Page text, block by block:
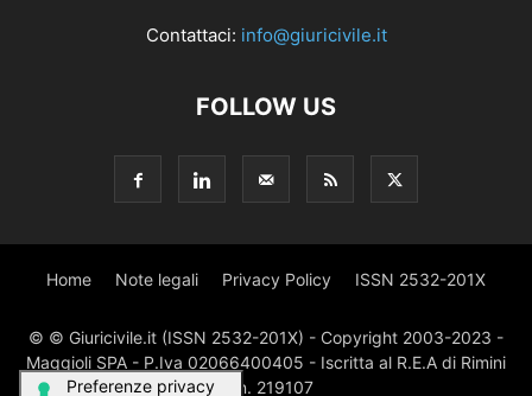
Contattaci: info@giuricivile.it
FOLLOW US
Home Note legali Privacy Policy ISSN 2532-201X
© © Giuricivile.it (ISSN 2532-201X) - Copyright 2003-2023 -
Maggioli SPA - P.Iva 02066400405 - Iscritta al R.E.A di Rimini
al n. 219107